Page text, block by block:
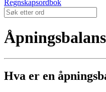
Regnskapsordbok
Hva er en